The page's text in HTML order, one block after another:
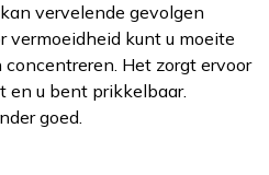
vervelende gevolgen
vermoeidheid kunt u moeite
Het zorgt ervoor
en u bent prikkelbaar.
goed.